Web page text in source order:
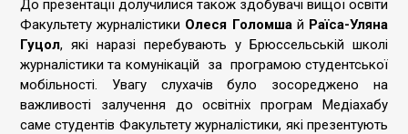
До презентації долучилися також здобувачі вищої освіти
Факультету журналістики Олеся Голомшай Раїса-Уляна
Гуцол, які наразі перебувають у Брюссельській школі
журналістики та комунікацій за програмою студентської
мобільності. Увагу слухачів було зосореджено на
важливості залучення до освітніх програм Медіахабу
саме студентів Факультету журналістики, які презентують